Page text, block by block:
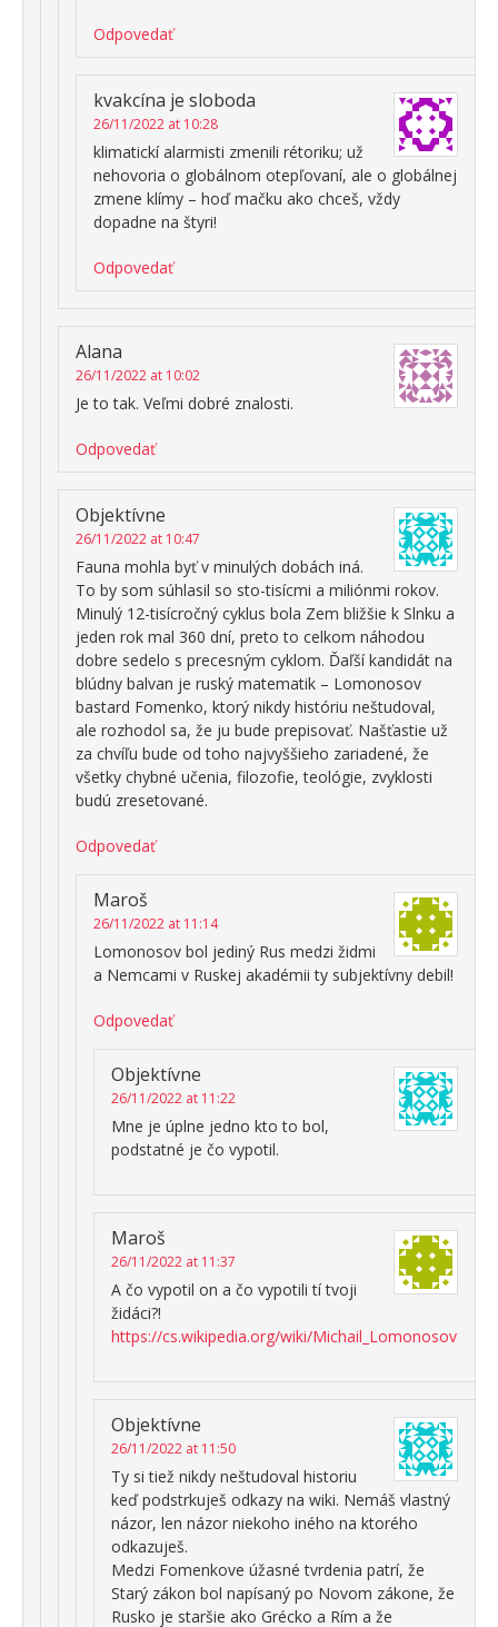
Odpovedať
kvakcína je sloboda
26/11/2022 at 10:28
klimatickí alarmisti zmenili rétoriku; už
nehovoria o globálnom otepľovaní, ale o globálnej
zmene klímy – hoď mačku ako chceš, vždy
dopadne na štyri!
Odpovedať
Alana
26/11/2022 at 10:02
Je to tak. Veľmi dobré znalosti.
Odpovedať
Objektívne
26/11/2022 at 10:47
Fauna mohla byť v minulých dobách iná.
To by som súhlasil so sto-tisícmi a miliónmi rokov.
Minulý 12-tisícročný cyklus bola Zem bližšie k Slnku a
jeden rok mal 360 dní, preto to celkom náhodou
dobre sedelo s precesným cyklom. Ďaľší kandidát na
blúdny balvan je ruský matematik – Lomonosov
bastard Fomenko, ktorý nikdy históriu neštudoval,
ale rozhodol sa, že ju bude prepisovať. Našťastie už
za chvíľu bude od toho najvyššieho zariadené, že
všetky chybné učenia, filozofie, teológie, zvyklosti
budú zresetované.
Odpovedať
Maroš
26/11/2022 at 11:14
Lomonosov bol jediný Rus medzi židmi
a Nemcami v Ruskej akadémii ty subjektívny debil!
Odpovedať
Objektívne
26/11/2022 at 11:22
Mne je úplne jedno kto to bol,
podstatné je čo vypotil.
Maroš
26/11/2022 at 11:37
A čo vypotil on a čo vypotili tí tvoji
židáci?!
https://cs.wikipedia.org/wiki/Michail_Lomonosov
Objektívne
26/11/2022 at 11:50
Ty si tiež nikdy neštudoval historiu
keď podstrkuješ odkazy na wiki. Nemáš vlastný
názor, len názor niekoho iného na ktorého
odkazuješ.
Medzi Fomenkove úžasné tvrdenia patrí, že
Starý zákon bol napísaný po Novom zákone, že
Rusko je staršie ako Grécko a Rím a že